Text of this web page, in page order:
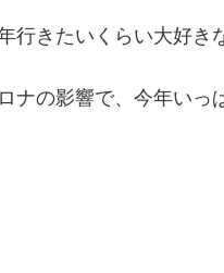
行きたいくらい大好き
ナの影響で、今年いっ